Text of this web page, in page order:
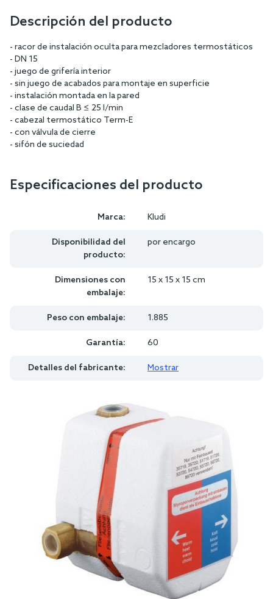
Descripción del producto
- racor de instalación oculta para mezcladores termostáticos
- DN 15
- juego de grifería interior
- sin juego de acabados para montaje en superficie
- instalación montada en la pared
- clase de caudal B ≤ 25 l/min
- cabezal termostático Term-E
- con válvula de cierre
- sifón de suciedad
Especificaciones del producto
Marca: Kludi
Disponibilidad del
producto:
por encargo
Dimensiones con
embalaje:
15 x 15 x 15 cm
Peso con embalaje: 1.885
Garantía: 60
Detalles del fabricante: Mostrar